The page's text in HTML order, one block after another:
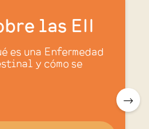
las EII
es una Enfermedad
y cómo se
🠂